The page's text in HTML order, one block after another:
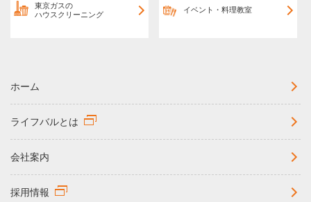
東京ガスの
ハウスクリーニング
イベント・料理教室
ホーム
ライフバルとは
会社案内
採用情報